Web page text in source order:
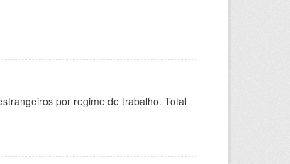
por regime de trabalho. Total